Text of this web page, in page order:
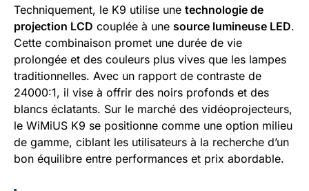
Techniquement, le K9 utilise une technologie de
projection LCD couplée à une source lumineuse LED.
Cette combinaison promet une durée de vie
prolongée et des couleurs plus vives que les lampes
traditionnelles. Avec un rapport de contraste de
24000:1, il vise à offrir des noirs profonds et des
blancs éclatants. Sur le marché des vidéoprojecteurs,
le WiMiUS K9 se positionne comme une option milieu
de gamme, ciblant les utilisateurs à la recherche d’un
bon équilibre entre performances et prix abordable.